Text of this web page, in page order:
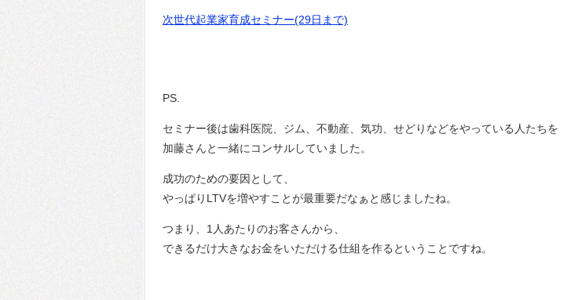
次世代起業家育成セミナー(29日まで)
PS.
セミナー後は歯科医院、ジム、不動産、気功、せどりなどをやっている人たちを
加藤さんと一緒にコンサルしていました。
成功のための要因として、
やっぱりLTVを増やすことが最重要だなぁと感じましたね。
つまり、1人あたりのお客さんから、
できるだけ大きなお金をいただける仕組を作るということですね。